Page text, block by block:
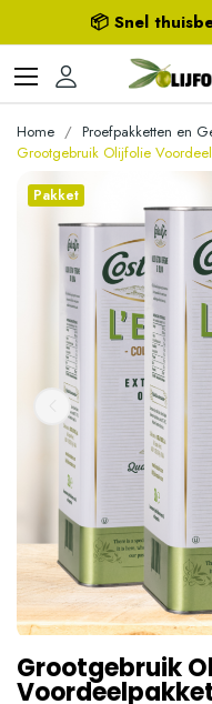
📦 Snel
Home Proefpakketten en
Grootgebruik Olijfolie
Pakket
Grootgebruik